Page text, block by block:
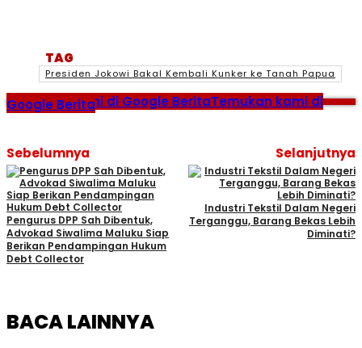
TAG
Presiden Jokowi Bakal Kembali Kunker ke Tanah Papua
Temukan kami di Google BeritaTemukan kami di
Google Berita
Sebelumnya
Pengurus DPP Sah Dibentuk,
Advokad Siwalima Maluku Siap
Berikan Pendampingan Hukum
Debt Collector
Selanjutnya
Industri Tekstil Dalam Negeri
Terganggu, Barang Bekas Lebih
Diminati?
BACA LAINNYA